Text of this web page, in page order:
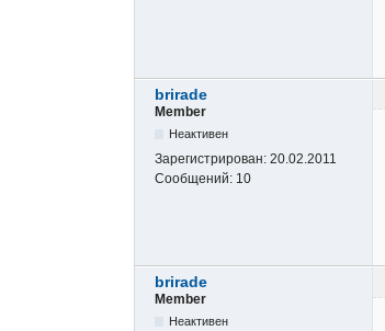
brirade
Member
Неактивен
Зарегистрирован: 20.02.2011
Сообщений: 10
brirade
Member
Неактивен